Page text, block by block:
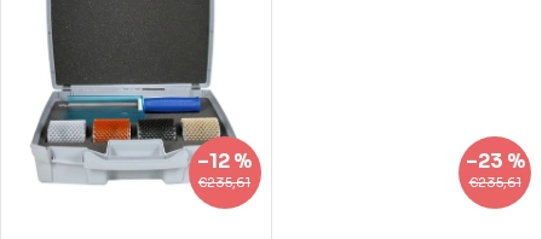
€235,61
–12 %
€235,61
–23 %